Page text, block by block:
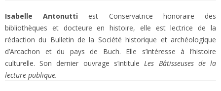
Isabelle Antonuttiest Conservatrice honoraire des
bibliothèques et docteure en histoire, elle est lectrice de la
rédaction du Bulletin de la Société historique et archéologique
d’Arcachon et du pays de Buch. Elle s’intéresse à l’histoire
culturelle. Son dernier ouvrage s’intituleLes Bâtisseuses de la
lecture publique.